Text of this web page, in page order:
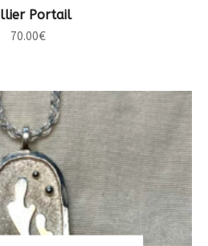
DES OPTIONS
Portail
70.00€